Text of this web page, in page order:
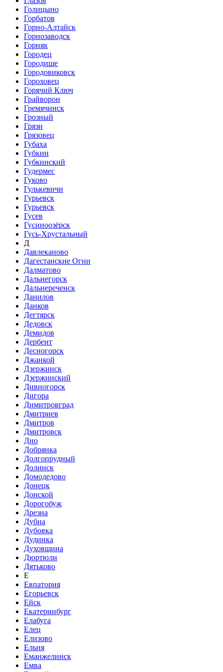
Голицыно
Горбатов
Горно-Алтайск
Горнозаводск
Горняк
Городец
Городище
Городовиковск
Гороховец
Горячий Ключ
Грайворон
Гремячинск
Грозный
Грязи
Грязовец
Губаха
Губкин
Губкинский
Гудермес
Гуково
Гулькевичи
Гурьевск
Гурьевск
Гусев
Гусиноозёрск
Гусь-Хрустальный
Д
Давлеканово
Дагестанские Огни
Далматово
Дальнегорск
Дальнереченск
Данилов
Данков
Дегтярск
Дедовск
Демидов
Дербент
Десногорск
Джанкой
Дзержинск
Дзержинский
Дивногорск
Дигора
Димитровград
Дмитриев
Дмитров
Дмитровск
Дно
Добрянка
Долгопрудный
Долинск
Домодедово
Донецк
Донской
Дорогобуж
Дрезна
Дубна
Дубовка
Дудинка
Духовщина
Дюртюли
Дятьково
Е
Евпатория
Егорьевск
Ейск
Екатеринбург
Елабуга
Елец
Елизово
Ельня
Еманжелинск
Емва